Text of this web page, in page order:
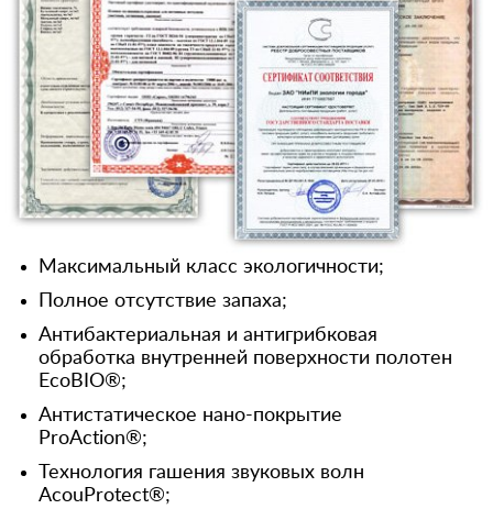
Максимальный класс экологичности;
Полное отсутствие запаха;
Антибактериальная и антигрибковая
обработка внутренней поверхности полотен
EcoBIO®;
Антистатическое нано-покрытие
ProAction®;
Технология гашения звуковых волн
AcouProtect®;